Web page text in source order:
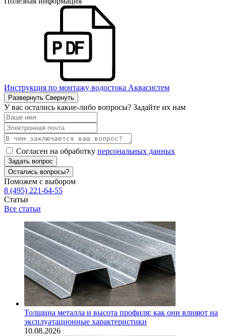
Инструкция по монтажу водостока Аквасистем
Развернуть Свернуть
У вас остались какие-либо вопросы? Задайте их нам
Согласен на обработку персональных данных
Задать вопрос
Остались вопросы?
Поможем с выбором
8 (495) 221-64-55
Статьи
Все статьи
Толщина металла и высота профиля: как они влияют на
эксплуатационные характеристики
10.08.2026